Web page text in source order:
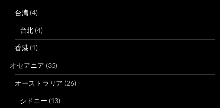
台湾 (4)
台北 (4)
香港 (1)
オセアニア (35)
オーストラリア (26)
シドニー (13)